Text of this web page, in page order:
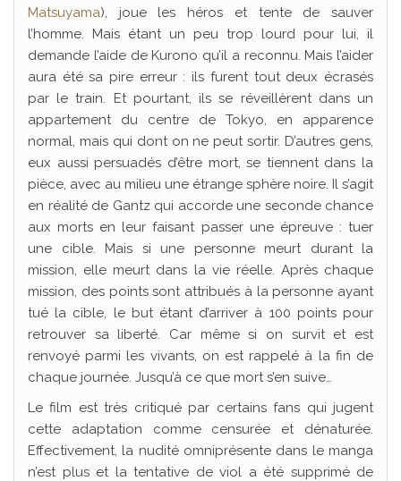
Matsuyama), joue les héros et tente de sauver
l’homme. Mais étant un peu trop lourd pour lui, il
demande l’aide de Kurono qu’il a reconnu. Mais l’aider
aura été sa pire erreur : ils furent tout deux écrasés
par le train. Et pourtant, ils se réveillèrent dans un
appartement du centre de Tokyo, en apparence
normal, mais qui dont on ne peut sortir. D’autres gens,
eux aussi persuadés d’être mort, se tiennent dans la
pièce, avec au milieu une étrange sphère noire. Il s’agit
en réalité de Gantz qui accorde une seconde chance
aux morts en leur faisant passer une épreuve : tuer
une cible. Mais si une personne meurt durant la
mission, elle meurt dans la vie réelle. Après chaque
mission, des points sont attribués à la personne ayant
tué la cible, le but étant d’arriver à 100 points pour
retrouver sa liberté. Car même si on survit et est
renvoyé parmi les vivants, on est rappelé à la fin de
chaque journée. Jusqu’à ce que mort s’en suive…
Le film est très critiqué par certains fans qui jugent
cette adaptation comme censurée et dénaturée.
Effectivement, la nudité omniprésente dans le manga
n’est plus et la tentative de viol a été supprimé de